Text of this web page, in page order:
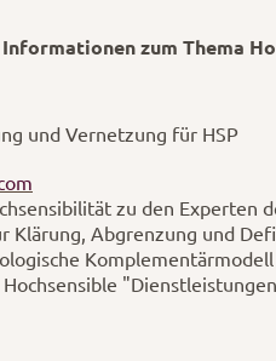
zum Thema
und Vernetzung für HSP
zu den
Klärung, Abgrenzung und